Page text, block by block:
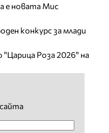
е новата Мис
конкурс за млади
"Царица Роза 2026" на